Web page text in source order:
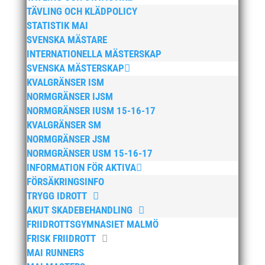
TÄVLING OCH KLÄDPOLICY
STATISTIK MAI
SVENSKA MÄSTARE
INTERNATIONELLA MÄSTERSKAP
SVENSKA MÄSTERSKAP
KVALGRÄNSER ISM
NORMGRÄNSER IJSM
NORMGRÄNSER IUSM 15-16-17
KVALGRÄNSER SM
NORMGRÄNSER JSM
NORMGRÄNSER USM 15-16-17
INFORMATION FÖR AKTIVA
FÖRSÄKRINGSINFO
TRYGG IDROTT
AKUT SKADEBEHANDLING
FRIIDROTTSGYMNASIET MALMÖ
FRISK FRIIDROTT
MAI RUNNERS
november 2025
oktober 2025
augusti 2025
juli 2025
april 2025
mars 2025
januari 2025
oktober 2024
september 2024
augusti 2024
juni 2024
april 2024
mars 2024
februari 2024